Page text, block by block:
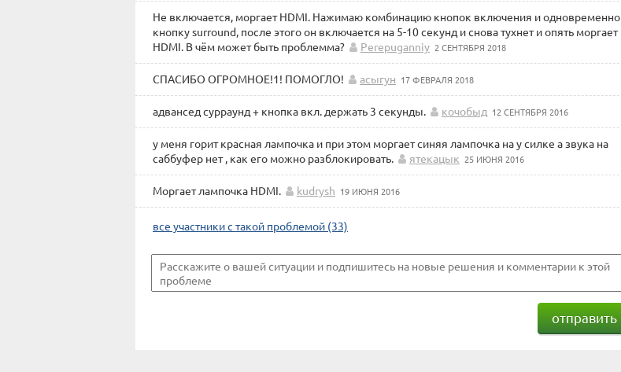
Не включается, моргает HDMI. Нажимаю комбинацию кнопок включения и одновременно
кнопку surround, после этого он включается на 5-10 секунд и снова тухнет и опять моргает
HDMI. В чём может быть проблемма?
Perepuganniy 2 СЕНТЯБРЯ 2018
СПАСИБО ОГРОМНОЕ!1! ПОМОГЛО! асыгун 17 ФЕВРАЛЯ 2018
адвансед сурраунд + кнопка вкл. держать 3 секунды. кочобыд 12 СЕНТЯБРЯ 2016
у меня горит красная лампочка и при этом моргает синяя лампочка на у силке а звука на
саббуфер нет , как его можно разблокировать.
ятекацык 25 ИЮНЯ 2016
Моргает лампочка HDMI. kudrysh 19 ИЮНЯ 2016
все участники с такой проблемой (33)
отправить